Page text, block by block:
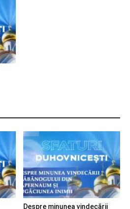
Despre minunea vindecării